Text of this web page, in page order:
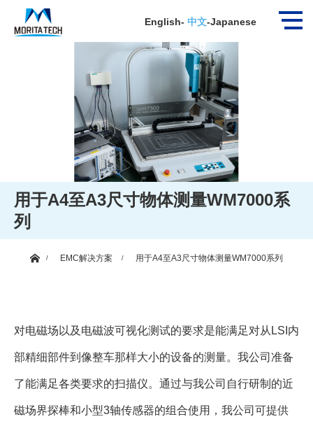
English- 中文-Japanese
用于A4至A3尺寸物体测量WM7000系
列
ホームEMC解决方案 用于A4至A3尺寸物体测量WM7000系列
对电磁场以及电磁波可视化测试的要求是能满足对从LSI内
部精细部件到像整车那样大小的设备的测量。我公司准备
了能满足各类要求的扫描仪。通过与我公司自行研制的近
磁场界探棒和小型3轴传感器的组合使用，我公司可提供